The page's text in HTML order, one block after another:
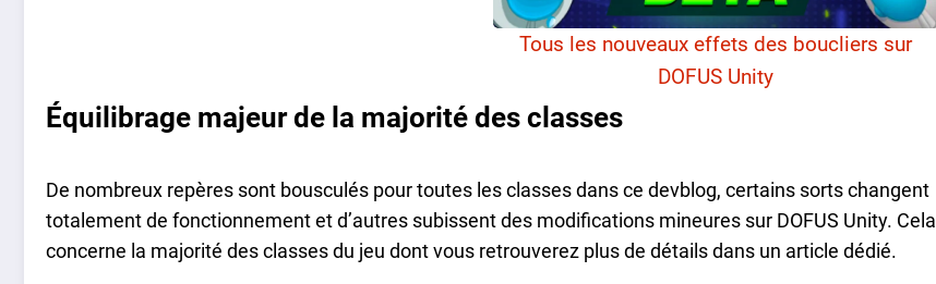
Tous les nouveaux effets des boucliers sur
DOFUS Unity
Équilibrage majeur de la majorité des classes
De nombreux repères sont bousculés pour toutes les classes dans ce devblog, certains sorts changent
totalement de fonctionnement et d’autres subissent des modifications mineures sur DOFUS Unity. Cela
concerne la majorité des classes du jeu dont vous retrouverez plus de détails dans un article dédié.